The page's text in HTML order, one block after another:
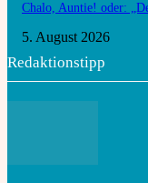
Chalo, Auntie! oder:
5. August 2026
Redaktionstipp